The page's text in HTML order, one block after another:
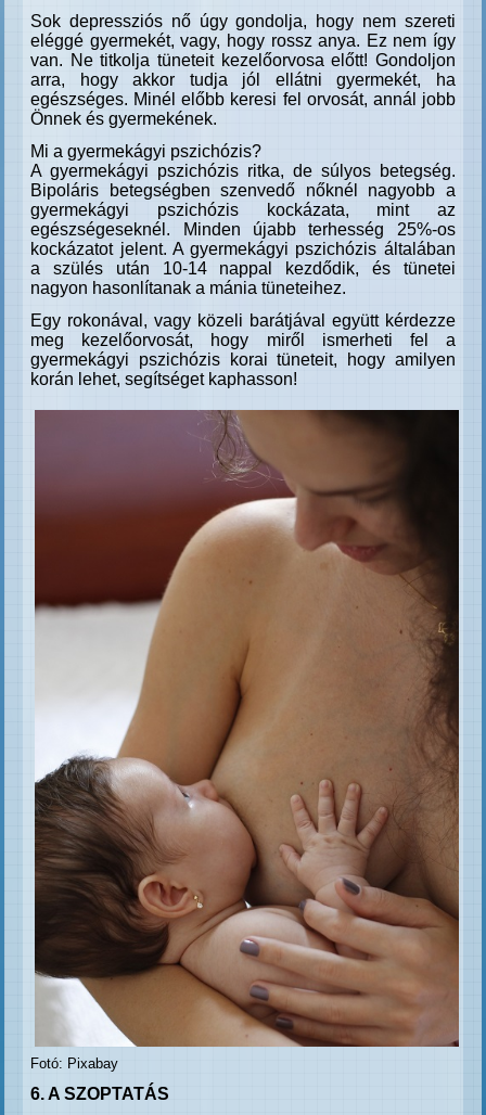
Sok depressziós nő úgy gondolja, hogy nem szereti
eléggé gyermekét, vagy, hogy rossz anya. Ez nem így
van. Ne titkolja tüneteit kezelőorvosa előtt! Gondoljon
arra, hogy akkor tudja jól ellátni gyermekét, ha
egészséges. Minél előbb keresi fel orvosát, annál jobb
Önnek és gyermekének.
Mi a gyermekágyi pszichózis?
A gyermekágyi pszichózis ritka, de súlyos betegség.
Bipoláris betegségben szenvedő nőknél nagyobb a
gyermekágyi pszichózis kockázata, mint az
egészségeseknél. Minden újabb terhesség 25%-os
kockázatot jelent. A gyermekágyi pszichózis általában
a szülés után 10-14 nappal kezdődik, és tünetei
nagyon hasonlítanak a mánia tüneteihez.
Egy rokonával, vagy közeli barátjával együtt kérdezze
meg kezelőorvosát, hogy miről ismerheti fel a
gyermekágyi pszichózis korai tüneteit, hogy amilyen
korán lehet, segítséget kaphasson!
Fotó: Pixabay
6. A SZOPTATÁS